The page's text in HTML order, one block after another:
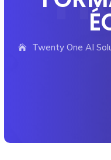
Twenty One AI